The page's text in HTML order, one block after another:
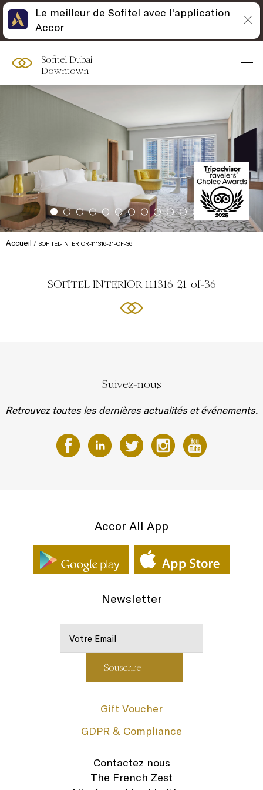
Sofitel Dubai
Downtown
Accueil SOFITEL-INTERIOR-111316-21-OF-36
SOFITEL-INTERIOR-111316-21-of-36
Suivez-nous
Retrouvez toutes les dernières actualités et événements.
Accor All App
Newsletter
Gift Voucher
GDPR & Compliance
Contactez nous
The French Zest
Le meilleur de Sofitel avec l'application
Accor